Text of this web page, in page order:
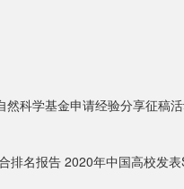
然科学基金申请经验分享征稿
排名报告 2020年中国高校发